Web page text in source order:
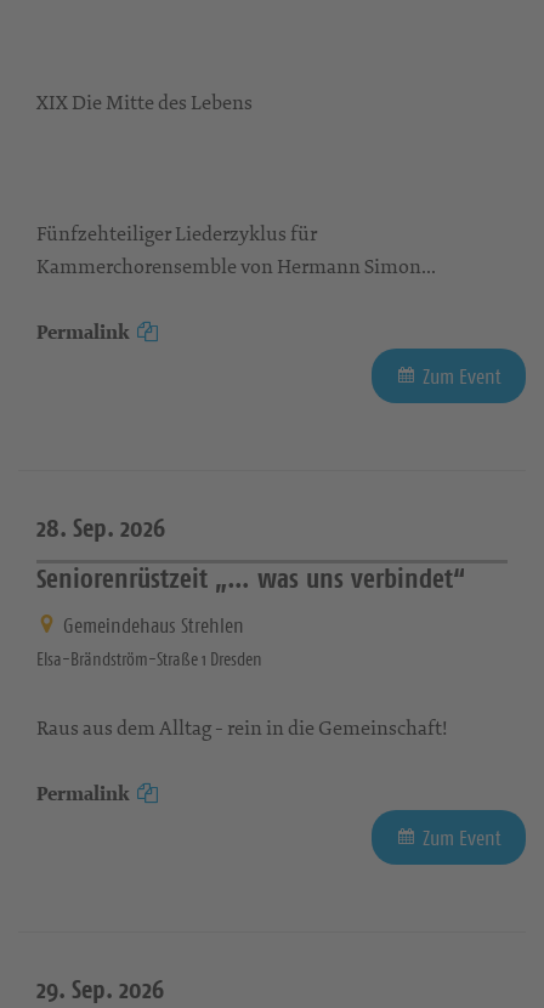
XIX Die Mitte des Lebens
Fünfzehteiliger Liederzyklus für
Kammerchorensemble von Hermann Simon...
Permalink
Zum Event
28. Sep. 2026
Seniorenrüstzeit „… was uns verbindet“
Gemeindehaus Strehlen
Elsa-Brändström-Straße 1 Dresden
Raus aus dem Alltag - rein in die Gemeinschaft!
Permalink
Zum Event
29. Sep. 2026